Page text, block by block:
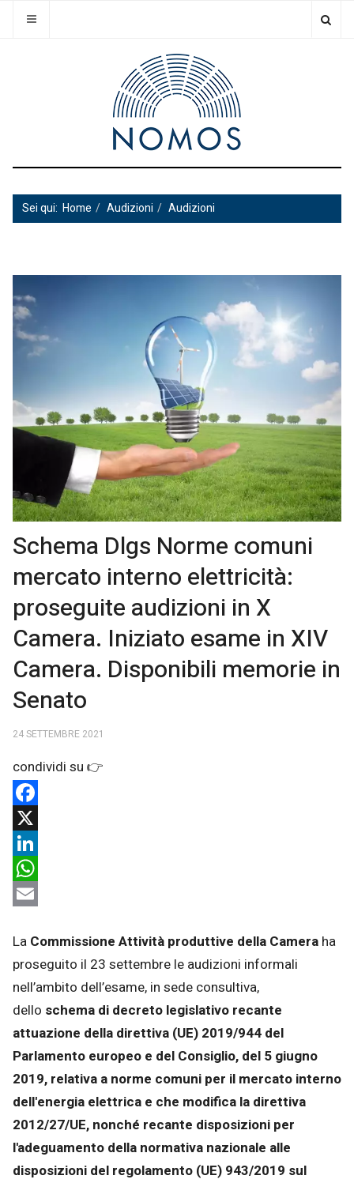
Sei qui: Home Audizioni Audizioni
Schema Dlgs Norme comuni
mercato interno elettricità:
proseguite audizioni in X
Camera. Iniziato esame in XIV
Camera. Disponibili memorie in
Senato
24 SETTEMBRE 2021
Facebook
X
LinkedIn
WhatsApp
La Commissione Attività produttive della Camera ha
proseguito il 23 settembre le audizioni informali
nell’ambito dell’esame, in sede consultiva,
dello schema di decreto legislativo recante
attuazione della direttiva (UE) 2019/944 del
Parlamento europeo e del Consiglio, del 5 giugno
2019, relativa a norme comuni per il mercato interno
dell'energia elettrica e che modifica la direttiva
2012/27/UE, nonché recante disposizioni per
l'adeguamento della normativa nazionale alle
disposizioni del regolamento (UE) 943/2019 sul